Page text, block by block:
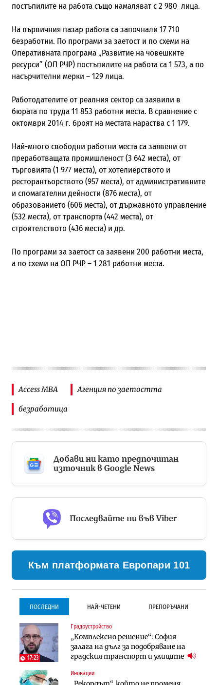
постъпилите на работа също намаляват с 2 980 лица.
На първичния пазар работаса започнали 17 710
безработни. По програми за заетост и по схеми на
Оперативната програма „Развитие на човешките
ресурси” (ОП РЧР) постъпилите на работа са 1 573, а по
насърчителни мерки – 129 лица.
Работодателите от реалния сектор са заявили в
бюрата по труда 11 853 работни места. В сравнение с
октомври 2014 г. броят на местата нараства с 1 179.
Най-много свободни работни места са заявени от
преработващата промишленост (3 642 места), от
търговията (1 977 места), от хотелиерството и
ресторантьорството (957 места), от административните
и спомагателни дейности (876 места), от
образованието (606 места), от държавното управление
(532 места), от транспорта (442 места), от
строителството (436 места) и др.
По програми за заетост са заявени 200 работни места,
а по схеми на ОП РЧР – 1 281 работни места.
Access MBA Агенция по заетостта
безработица
Добави ни като предпочитан
източник в Google News
Последвайте ни във Viber
Към платформата Европари 101
ПОСЛЕДНИ НАЙ-ЧЕТЕНИ ПРЕПОРЪЧАНИ
17:23
Градоустройство
„Комплексно решение“: София
залага на дълг за подобряване на
градския транспорт и улиците
Иновации
Градоустройство
Столична община избра
изпълнител за преместването на
трамвайното трасе по бул.
Инфраструктура
Инфраструктура
Проектирането на тунела под
Петрохан ще върви паралелно с
екологичните оценки
Компании